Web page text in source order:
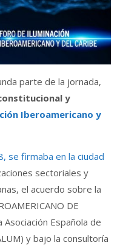
parte de la jornada,
y
Iberoamericano y
se firmaba en la ciudad
sectoriales y
el acuerdo sobre la
DE
Española de
y bajo la consultoría